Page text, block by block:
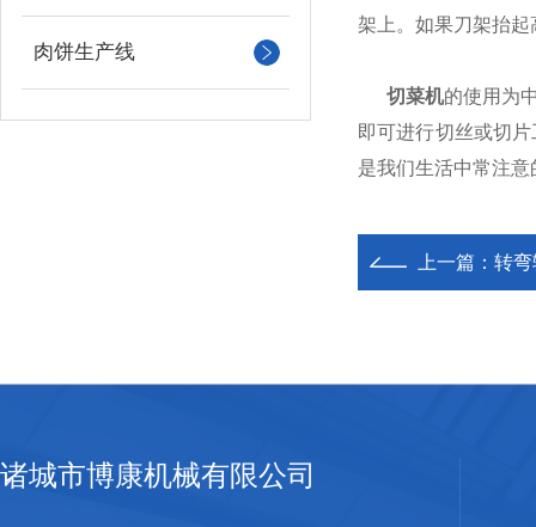
肉饼生产线
架上。如果刀架抬
切菜机的使用为
即可进行切丝或切
是我们生活中常注
上一篇： 转
诸城市博康机械有限公司